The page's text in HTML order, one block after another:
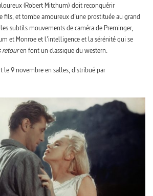
(Robert Mitchum) doit reconquérir
fils, et tombe amoureux d’une prostituée au grand
subtils mouvements de caméra de Preminger,
et Monroe et l’intelligence et la sérénité qui se
retouren font un classique du western.
le 9 novembre en salles, distribué par